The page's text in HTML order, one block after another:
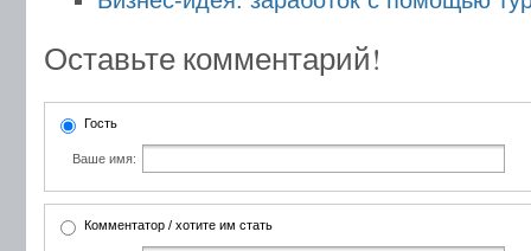
Оставьте комментарий!
Гость
Ваше имя:
Комментатор / хотите им стать